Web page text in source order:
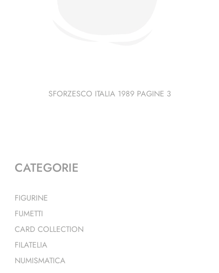
SFORZESCO ITALIA 1989 PAGINE 3
CATEGORIE
FIGURINE
FUMETTI
CARD COLLECTION
FILATELIA
NUMISMATICA